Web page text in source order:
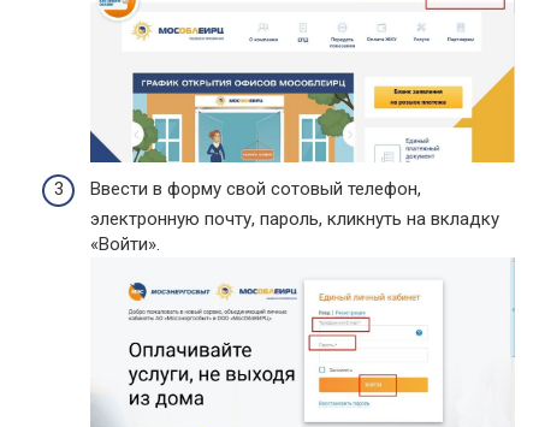
Ввести в форму свой сотовый телефон,
электронную почту, пароль, кликнуть на вкладку
«Войти».